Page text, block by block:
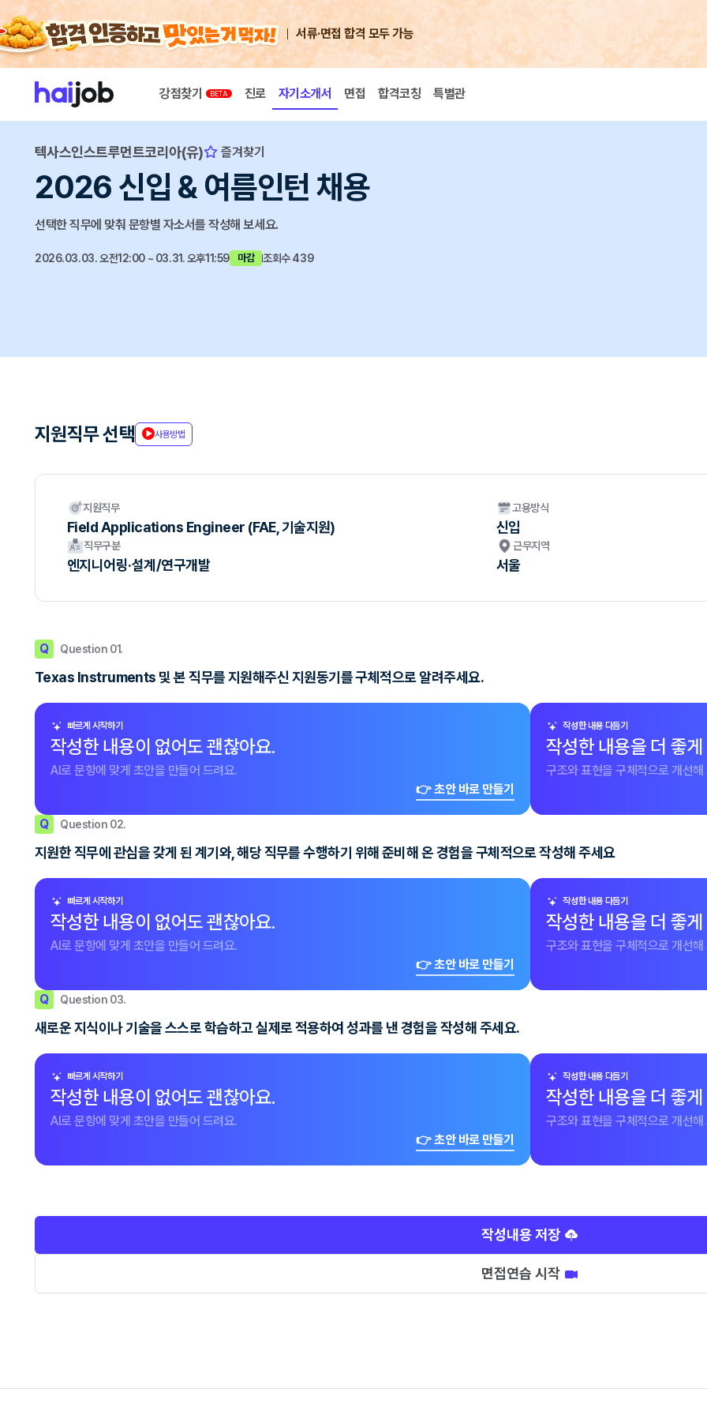
서류·면접 합격 모두 가능
강점찾기 진로 자기소개서 면접 합격코칭 특별관
텍사스인스트루먼트코리아(유) 즐겨찾기
2026 신입 & 여름인턴 채용
선택한 직무에 맞춰 문항별 자소서를 작성해 보세요.
2026.03.03. 오전12:00 ~ 03.31. 오후11:59 마감 조회수 439
지원직무 선택 사용방법
지원직무
Field Applications Engineer (FAE, 기술지원)
고용방식
신입
직무구분
엔지니어링·설계/연구개발
근무지역
서울
Q Question 01.
Texas Instruments 및 본 직무를 지원해주신 지원동기를 구체적으로 알려주세요.
빠르게 시작하기
작성한 내용이 없어도 괜찮아요.
AI로 문항에 맞게 초안을 만들어 드려요.
👉 초안 바로 만들기
작성한 내용 다듬기
작성한 내용을 더 좋
구조와 표현을 구체적으로 개선해
Q Question 02.
지원한 직무에 관심을 갖게 된 계기와, 해당 직무를 수행하기 위해 준비해 온 경험을 구체적으로 작성해 주세요
빠르게 시작하기
작성한 내용이 없어도 괜찮아요.
AI로 문항에 맞게 초안을 만들어 드려요.
👉 초안 바로 만들기
작성한 내용 다듬기
작성한 내용을 더 좋
구조와 표현을 구체적으로 개선해
Q Question 03.
새로운 지식이나 기술을 스스로 학습하고 실제로 적용하여 성과를 낸 경험을 작성해 주세요.
빠르게 시작하기
작성한 내용이 없어도 괜찮아요.
AI로 문항에 맞게 초안을 만들어 드려요.
👉 초안 바로 만들기
작성한 내용 다듬기
작성한 내용을 더 좋
구조와 표현을 구체적으로 개선해
작성내용 저장
면접연습 시작